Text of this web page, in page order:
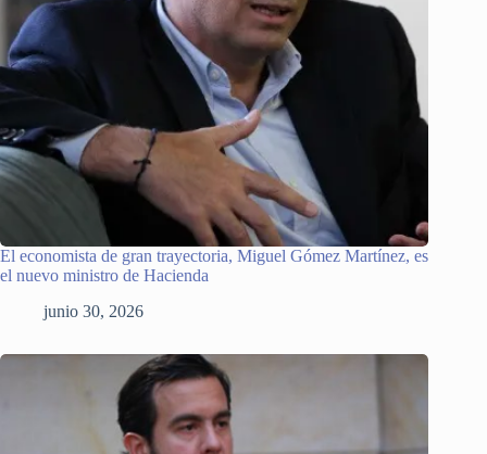
El economista de gran trayectoria, Miguel Gómez Martínez, es
el nuevo ministro de Hacienda
junio 30, 2026